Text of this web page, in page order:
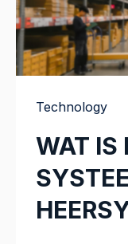
Technology
WAT IS